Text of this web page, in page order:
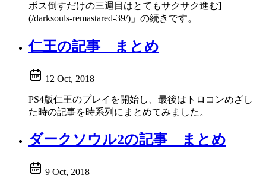
ボス倒すだけの三週目はとてもサクサク進む]
(/darksouls-remastared-39/)」の続きです。
仁王の記事 まとめ
12 Oct, 2018
PS4版仁王のプレイを開始し、最後はトロコンめざし
た時の記事を時系列にまとめてみました。
ダークソウル2の記事 まとめ
9 Oct, 2018